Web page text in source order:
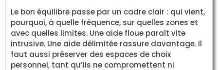
Le bon équilibre passe par un cadre clair : qui vient,
pourquoi, à quelle fréquence, sur quelles zones et
avec quelles limites. Une aide floue paraît vite
intrusive. Une aide délimitée rassure davantage. Il
faut aussi préserver des espaces de choix
personnel, tant qu’ils ne compromettent ni